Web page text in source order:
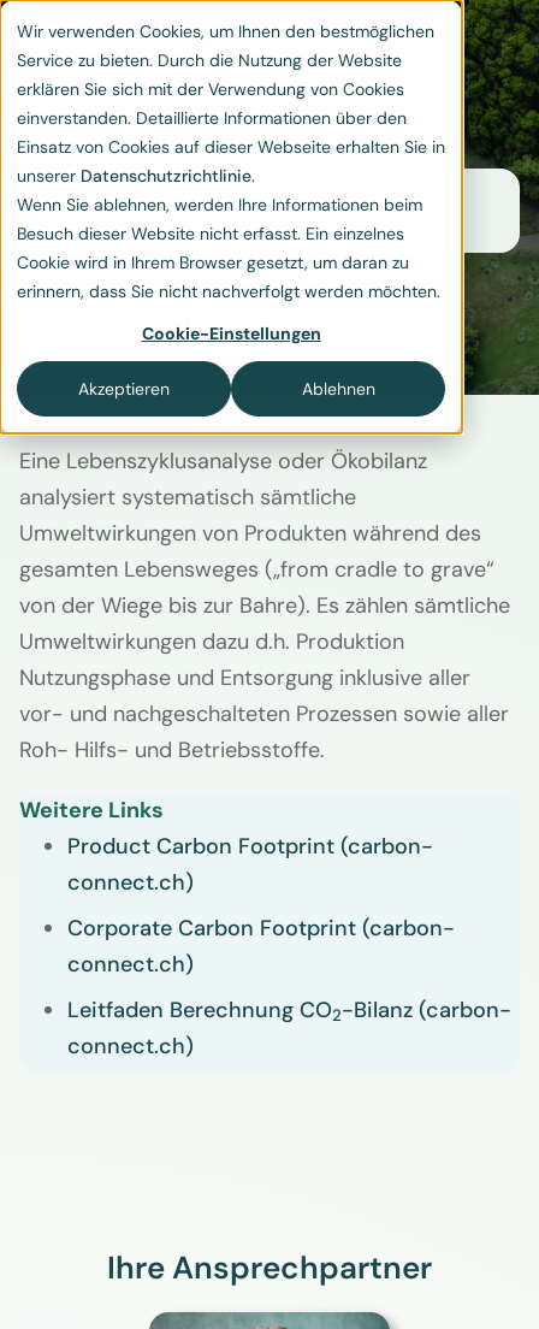
Wir verwenden Cookies, um Ihnen den bestmöglichen
Service zu bieten. Durch die Nutzung der Website
erklären Sie sich mit der Verwendung von Cookies
einverstanden. Detaillierte Informationen über den
Einsatz von Cookies auf dieser Webseite erhalten Sie in
unserer Datenschutzrichtlinie.
Wenn Sie ablehnen, werden Ihre Informationen beim
Besuch dieser Website nicht erfasst. Ein einzelnes
Cookie wird in Ihrem Browser gesetzt, um daran zu
erinnern, dass Sie nicht nachverfolgt werden möchten.
Cookie-Einstellungen
Akzeptieren Ablehnen
Home Resources
Ökobilanz
Ökobilanz
Eine Lebenszyklusanalyse oder Ökobilanz
analysiert systematisch sämtliche
Umweltwirkungen von Produkten während des
gesamten Lebensweges („from cradle to grave“
von der Wiege bis zur Bahre). Es zählen sämtliche
Umweltwirkungen dazu d.h. Produktion
Nutzungsphase und Entsorgung inklusive aller
vor- und nachgeschalteten Prozessen sowie aller
Roh- Hilfs- und Betriebsstoffe.
Weitere Links
Product Carbon Footprint (carbon-
connect.ch)
Corporate Carbon Footprint (carbon-
connect.ch)
Leitfaden Berechnung CO2-Bilanz (carbon-
connect.ch)
Ihre Ansprechpartner